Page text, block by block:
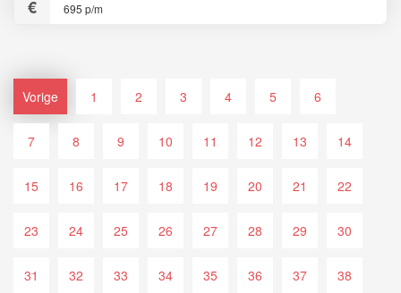
695 p/m
Vorige 1 2 3 4 5 6
7 8 9 10 11 12 13 14
15 16 17 18 19 20 21 22
23 24 25 26 27 28 29 30
31 32 33 34 35 36 37 38